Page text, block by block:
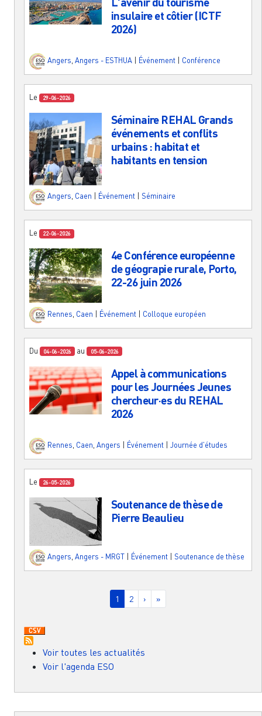
insulaire et côtier (ICTF
2026)
Angers Angers - ESTHUA Événement Conférence
Le 29-06-2026
Séminaire REHAL Grands
événements et conflits
urbains : habitat et
habitants en tension
Angers, Caen Événement Séminaire
Le 22-06-2026
4e Conférence européenne
de géograpie rurale, Porto,
22-26 juin 2026
Rennes Caen Événement Colloque européen
Du 04-06-2026 au 05-06-2026
Appel à communications
pour les Journées Jeunes
chercheur·es du REHAL
2026
Rennes, Caen, Angers Événement Journée d'études
Le 26-05-2026
Soutenance de thèse de
Pierre Beaulieu
Angers, Angers - MRGT Événement Soutenance de thèse
Page courante
1 Page
2 Page suivante
› Dernière page
»
Voir toutes les actualités
Voir l'agenda ESO